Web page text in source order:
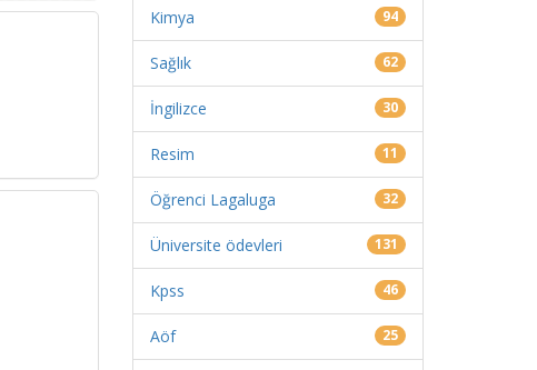
Kimya 94
Sağlık 62
İngilizce 30
Resim 11
Öğrenci Lagaluga 32
Üniversite ödevleri 131
Kpss 46
Aöf 25